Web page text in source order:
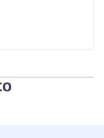
/